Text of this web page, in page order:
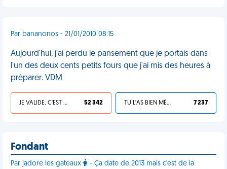
Par bananonos - 21/01/2010 08:15
Aujourd'hui, j'ai perdu le pansement que je portais dans
l'un des deux cents petits fours que j'ai mis des heures à
préparer. VDM
JE VALIDE, C'EST UNE VDM 52 342 TU L'AS BIEN MÉRITÉ 7 237
Fondant
Par jadore les gateaux
- Ça date de 2013 mais c'est de la